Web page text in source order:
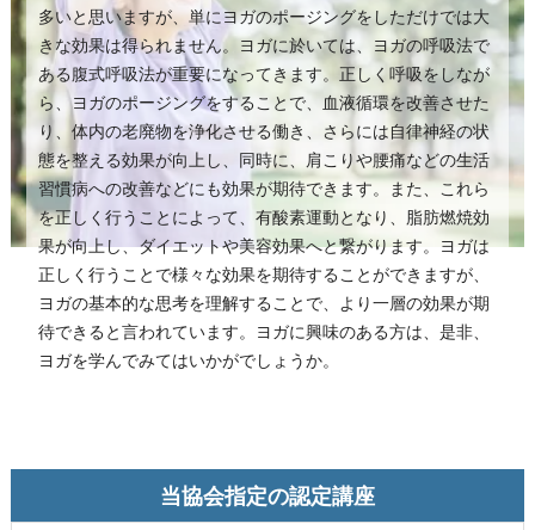
多いと思いますが、単にヨガのポージングをしただけでは大
きな効果は得られません。ヨガに於いては、ヨガの呼吸法で
ある腹式呼吸法が重要になってきます。正しく呼吸をしなが
ら、ヨガのポージングをすることで、血液循環を改善させた
り、体内の老廃物を浄化させる働き、さらには自律神経の状
態を整える効果が向上し、同時に、肩こりや腰痛などの生活
習慣病への改善などにも効果が期待できます。また、これら
を正しく行うことによって、有酸素運動となり、脂肪燃焼効
果が向上し、ダイエットや美容効果へと繋がります。ヨガは
正しく行うことで様々な効果を期待することができますが、
ヨガの基本的な思考を理解することで、より一層の効果が期
待できると言われています。ヨガに興味のある方は、是非、
ヨガを学んでみてはいかがでしょうか。
当協会指定の認定講座